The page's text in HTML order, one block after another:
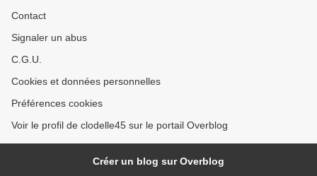
Contact
Signaler un abus
C.G.U.
Cookies et données personnelles
Préférences cookies
Voir le profil de clodelle45 sur le portail Overblog
Créer un blog sur Overblog